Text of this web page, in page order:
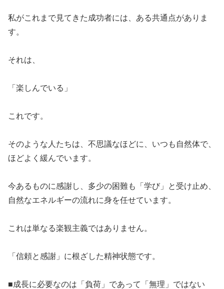
​私がこれまで見てきた成功者には、ある共通点がありま
す。
​それは、
​「楽しんでいる」
​これです。
​そのような人たちは、不思議なほどに、いつも自然体で、
ほどよく緩んでいます。
​今あるものに感謝し、多少の困難も「学び」と受け止め、
自然なエネルギーの流れに身を任せています。
​これは単なる楽観主義ではありません。
​「信頼と感謝」に根ざした精神状態です。
​■成長に必要なのは「負荷」であって「無理」ではない